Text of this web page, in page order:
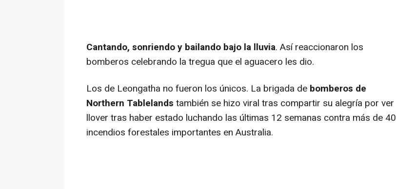
Cantando, sonriendo y bailando bajo la lluvia. Así reaccionaron los
bomberos celebrando la tregua que el aguacero les dio.
Los de Leongatha no fueron los únicos. La brigada de bomberos de
Northern Tablelands también se hizo viral tras compartir su alegría por ver
llover tras haber estado luchando las últimas 12 semanas contra más de 40
incendios forestales importantes en Australia.